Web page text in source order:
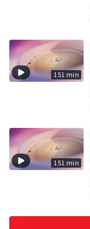
151 min
151 min